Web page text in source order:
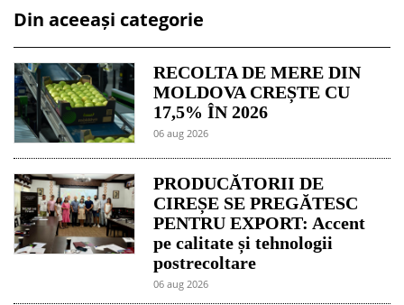
Din aceeași categorie
RECOLTA DE MERE DIN
MOLDOVA CREȘTE CU
17,5% ÎN 2026
06 aug 2026
PRODUCĂTORII DE
CIREȘE SE PREGĂTESC
PENTRU EXPORT: Accent
pe calitate și tehnologii
postrecoltare
06 aug 2026